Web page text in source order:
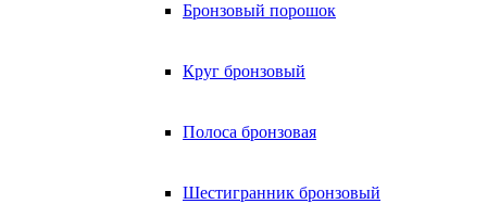
Бронзовый порошок
Круг бронзовый
Полоса бронзовая
Шестигранник бронзовый